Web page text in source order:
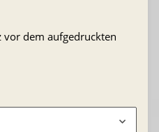
vor dem aufgedruckten